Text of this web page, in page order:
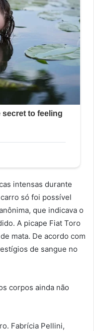
intensas durante
só foi possível
que indicava o
A picape Fiat Toro
mata. De acordo com
de sangue no
corpos ainda não
Fabrícia Pellini,